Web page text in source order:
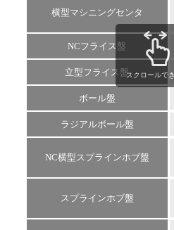
横型マシニングセンタ
NCフライス盤
立型フライス盤
ボール盤
ラジアルボール盤
NC横型スプラインホブ盤
スプラインホブ盤
スクロールで